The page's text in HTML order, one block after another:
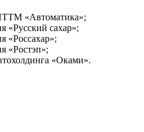
«Автоматика»;
«Русский сахар»;
«Россахар»;
«Ростэп»;
«Оками».